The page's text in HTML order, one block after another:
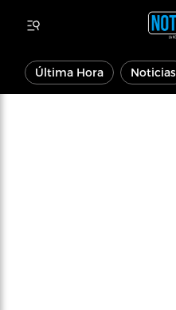
Última Hora Noticias